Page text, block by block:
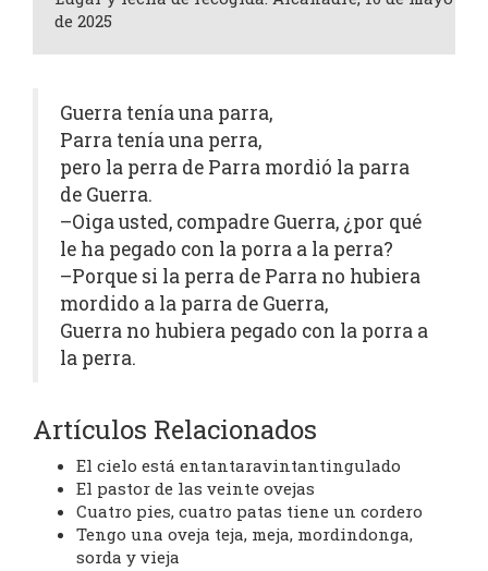
de 2025
Guerra tenía una parra,
Parra tenía una perra,
pero la perra de Parra mordió la parra
de Guerra.
–Oiga usted, compadre Guerra, ¿por qué
le ha pegado con la porra a la perra?
–Porque si la perra de Parra no hubiera
mordido a la parra de Guerra,
Guerra no hubiera pegado con la porra a
la perra.
Artículos Relacionados
El cielo está entantaravintantingulado
El pastor de las veinte ovejas
Cuatro pies, cuatro patas tiene un cordero
Tengo una oveja teja, meja, mordindonga,
sorda y vieja